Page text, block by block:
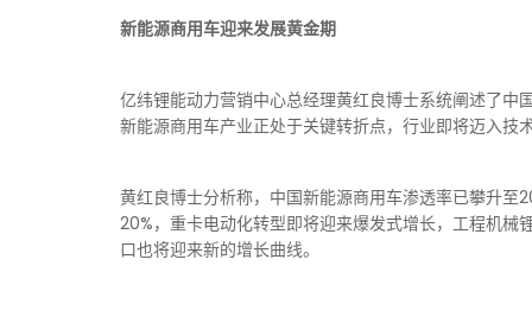
新能源商用车迎来发展黄金期
亿纬锂能动力营销中心总经理黄红良博士系统阐述了
新能源商用车产业正处于关键转折点，行业即将迈入技
黄红良博士分析称，中国新能源商用车渗透率已攀升
20%，重卡电动化转型即将迎来爆发式增长，工程机
口也将迎来新的增长曲线。